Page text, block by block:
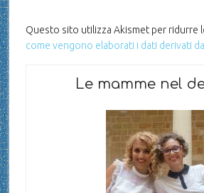
Questo sito utilizza Akismet per ridurre
come vengono elaborati i dati derivati
Le mamme nel